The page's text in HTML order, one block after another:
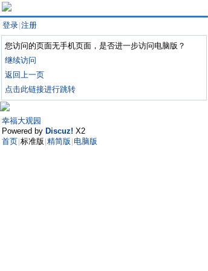
登录 注册
您访问的页面无手机页面，是否进一步访问电脑版？
继续访问
返回上一页
点击此链接进行跳转
幸福大观园
Powered by Discuz! X2
首页 标准版 精简版 电脑版